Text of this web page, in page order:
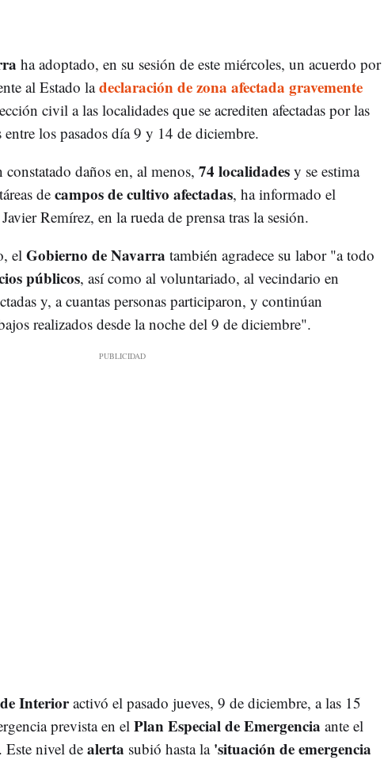
ha adoptado, en su sesión de este miércoles, un acuerdo por
al Estado ladeclaración de zona afectada gravemente
civil a las localidades que se acrediten afectadas por las
los pasados día 9 y 14 de diciembre.
daños en, al menos, 74 localidadesy se estima
decampos de cultivo afectadas, ha informado el
Remírez, en la rueda de prensa tras la sesión.
el Gobierno de Navarra también agradece su labor "a todo
públicos, así como al voluntariado, al vecindario en
y, a cuantas personas participaron, y continúan
realizados desde la noche del 9 de diciembre".
Interioractivó el pasado jueves, 9 de diciembre, a las 15
prevista en el Plan Especial de Emergencia ante el
Este nivel de alerta subió hasta la 'situación de emergencia